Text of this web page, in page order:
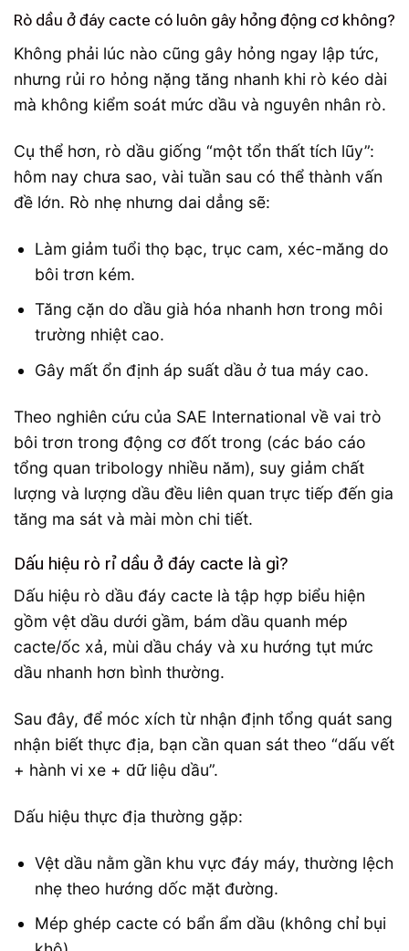
Rò dầu ở đáy cacte có luôn gây hỏng động cơ không?
Không phải lúc nào cũng gây hỏng ngay lập tức,
nhưng rủi ro hỏng nặng tăng nhanh khi rò kéo dài
mà không kiểm soát mức dầu và nguyên nhân rò.
Cụ thể hơn, rò dầu giống “một tổn thất tích lũy”:
hôm nay chưa sao, vài tuần sau có thể thành vấn
đề lớn. Rò nhẹ nhưng dai dẳng sẽ:
Làm giảm tuổi thọ bạc, trục cam, xéc-măng do
bôi trơn kém.
Tăng cặn do dầu già hóa nhanh hơn trong môi
trường nhiệt cao.
Gây mất ổn định áp suất dầu ở tua máy cao.
Theo nghiên cứu của SAE International về vai trò
bôi trơn trong động cơ đốt trong (các báo cáo
tổng quan tribology nhiều năm), suy giảm chất
lượng và lượng dầu đều liên quan trực tiếp đến gia
tăng ma sát và mài mòn chi tiết.
Dấu hiệu rò rỉ dầu ở đáy cacte là gì?
Dấu hiệu rò dầu đáy cacte là tập hợp biểu hiện
gồm vệt dầu dưới gầm, bám dầu quanh mép
cacte/ốc xả, mùi dầu cháy và xu hướng tụt mức
dầu nhanh hơn bình thường.
Sau đây, để móc xích từ nhận định tổng quát sang
nhận biết thực địa, bạn cần quan sát theo “dấu vết
+ hành vi xe + dữ liệu dầu”.
Dấu hiệu thực địa thường gặp:
Vệt dầu nằm gần khu vực đáy máy, thường lệch
nhẹ theo hướng dốc mặt đường.
Mép ghép cacte có bẩn ẩm dầu (không chỉ bụi